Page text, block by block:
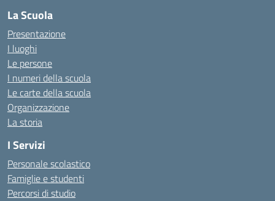
La Scuola
Presentazione
I luoghi
Le persone
I numeri della scuola
Le carte della scuola
Organizzazione
La storia
I Servizi
Personale scolastico
Famiglie e studenti
Percorsi di studio